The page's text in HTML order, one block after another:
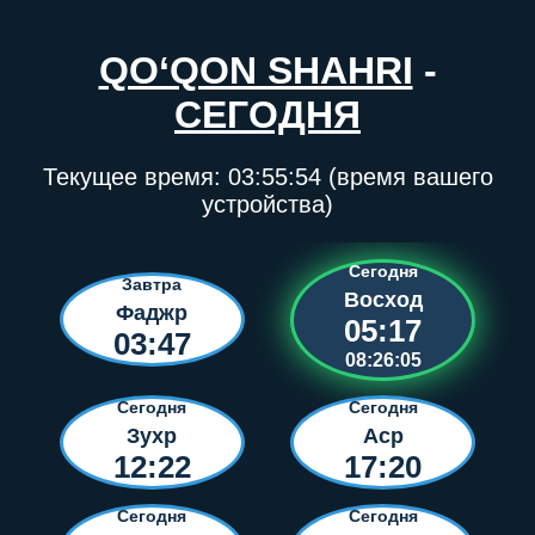
QO‘QON SHAHRI -
СЕГОДНЯ
Текущее время: 03:55:54(время вашего
устройства)
Завтра
Фаджр
03:47
Сегодня
Восход
05:17
08:26:05
Сегодня
Зухр
12:22
Сегодня
Аср
17:20
Сегодня Сегодня